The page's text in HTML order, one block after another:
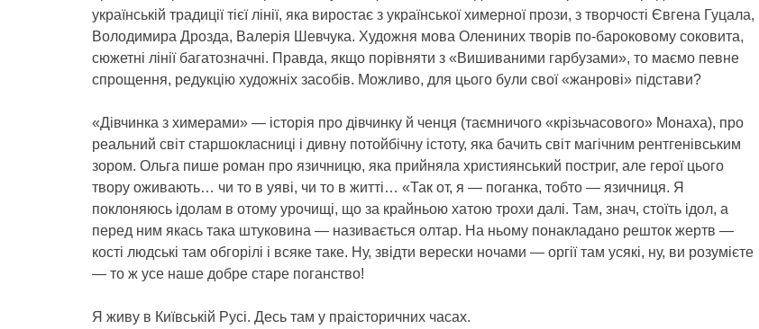
українській традиції тієї лінії, яка виростає з української химерної прози, з творчості Євгена Гуцала,
Володимира Дрозда, Валерія Шевчука. Художня мова Олениних творів по-бароковому соковита,
сюжетні лінії багатозначні. Правда, якщо порівняти з «Вишиваними гарбузами», то маємо певне
спрощення, редукцію художніх засобів. Можливо, для цього були свої «жанрові» підстави?
«Дівчинка з химерами» — історія про дівчинку й ченця (таємничого «крізьчасового» Монаха), про
реальний світ старшокласниці і дивну потойбічну істоту, яка бачить світ магічним рентгенівським
зором. Ольга пише роман про язичницю, яка прийняла християнський постриг, але герої цього
твору оживають… чи то в уяві, чи то в житті… «Так от, я — поганка, тобто — язичниця. Я
поклоняюсь ідолам в отому урочищі, що за крайньою хатою трохи далі. Там, знач, стоїть ідол, а
перед ним якась така штуковина — називається олтар. На ньому понакладано решток жертв —
кості людські там обгорілі і всяке таке. Ну, звідти верески ночами — оргії там усякі, ну, ви розумієте
— то ж усе наше добре старе поганство!
Я живу в Київській Русі. Десь там у праісторичних часах.